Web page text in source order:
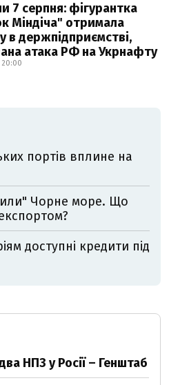
7 серпня: фігурантка
Міндіча" отримала
в держпідприємстві,
атака РФ на Укрнафту
20:00
портів вплине на
Чорне море. Що
доступні кредити під
НПЗ у Росії – Генштаб